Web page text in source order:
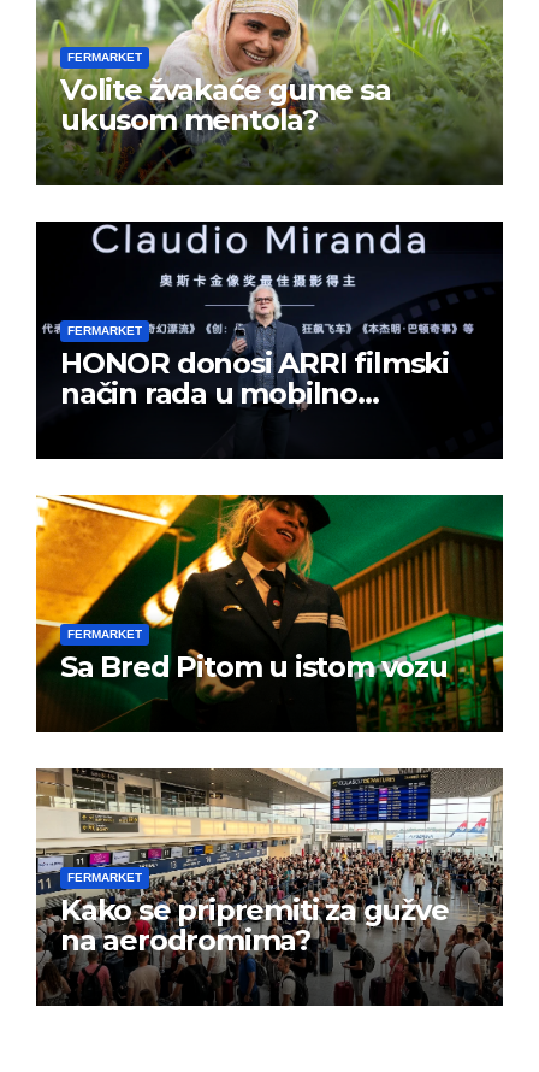
FERMARKET
Volite žvakaće gume sa
ukusom mentola?
FERMARKET
HONOR donosi ARRI filmski
način rada u mobilno
kreiranje sadržaja
FERMARKET
Sa Bred Pitom u istom vozu
FERMARKET
Kako se pripremiti za gužve
na aerodromima?